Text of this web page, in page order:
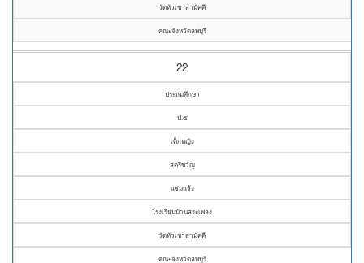
วัดหัวเขาสามัคคี
คณะจังหวัดลพบุรี
22
ประถมศึกษา
ป.๕
เด็กหญิง
สตรีขวัญ
แจ่มแจ้ง
โรงเรียนบ้านสระเพลง
วัดหัวเขาสามัคคี
คณะจังหวัดลพบุรี